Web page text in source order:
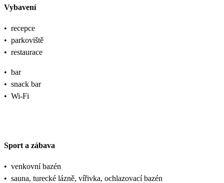
Vybavení
• recepce
• parkoviště
• restaurace
• bar
• snack bar
• Wi-Fi
Sport a zábava
• venkovní bazén
• sauna, turecké lázně, vířivka, ochlazovací bazén